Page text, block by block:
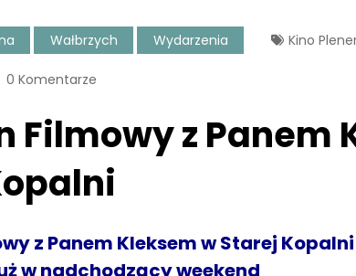
Wałbrzych Wydarzenia Kino
0 Komentarze
Filmowy z Panem
z Panem Kleksem w Starej
w nadchodzący weekend